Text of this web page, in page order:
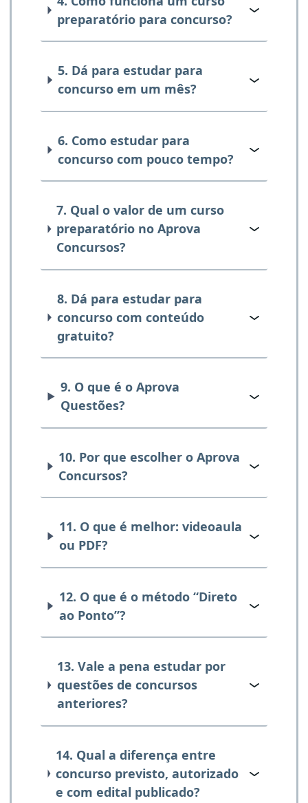
preparatório para concurso?
5. Dá para estudar para
concurso em um mês?
6. Como estudar para
concurso com pouco tempo?
7. Qual o valor de um curso
preparatório no Aprova
Concursos?
8. Dá para estudar para
concurso com conteúdo
gratuito?
9. O que é o Aprova
Questões?
10. Por que escolher o Aprova
Concursos?
11. O que é melhor: videoaula
ou PDF?
12. O que é o método “Direto
ao Ponto”?
13. Vale a pena estudar por
questões de concursos
anteriores?
14. Qual a diferença entre
concurso previsto, autorizado
e com edital publicado?